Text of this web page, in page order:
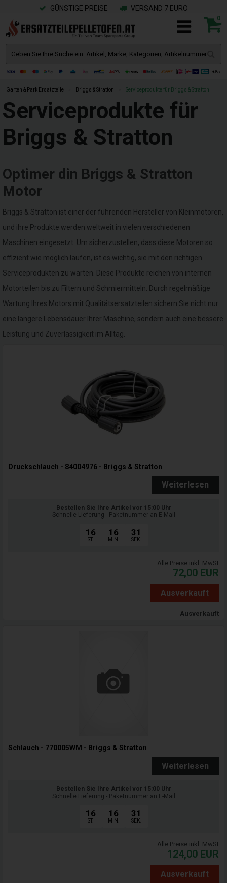
GÜNSTIGE PREISE VERSAND 7 EURO
0
Garten & Park Ersatzteile Briggs & Stratton Serviceprodukte für Briggs & Stratton
Serviceprodukte für
Briggs & Stratton
Optimer din Briggs & Stratton
Motor
Briggs & Stratton ist einer der führenden Hersteller von Kleinmotoren,
und ihre Produkte werden weltweit in vielen verschiedenen
Maschinen eingesetzt. Um sicherzustellen, dass diese Motoren so
effizient wie möglich laufen, ist es wichtig, sie mit den richtigen
Serviceprodukten zu warten. Diese Produkte reichen von internen
Motorteilen bis zu Filtern und Schmiermitteln. Durch regelmäßige
Wartung Ihres Motors mit Qualitätsersatzteilen sichern Sie nicht nur
eine längere Lebensdauer Ihrer Maschine, sondern auch eine bessere
Leistung und Zuverlässigkeit im Alltag.
Druckschlauch - 84004976 - Briggs & Stratton
Weiterlesen
Bestellen Sie Ihre Artikel vor 15:00 Uhr
Schnelle Lieferung - Paketnummer an E-Mail
16
ST.
16
MIN.
31
SEK.
Alle Preise inkl. MwSt
72,00 EUR
Ausverkauft
Ausverkauft
Schlauch - 770005WM - Briggs & Stratton
Weiterlesen
Bestellen Sie Ihre Artikel vor 15:00 Uhr
Schnelle Lieferung - Paketnummer an E-Mail
16
ST.
16
MIN.
31
SEK.
Alle Preise inkl. MwSt
124,00 EUR
Ausverkauft